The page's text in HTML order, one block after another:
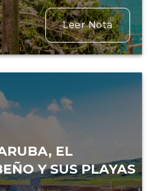
Leer Nota
EL
Y SUS PLAYAS